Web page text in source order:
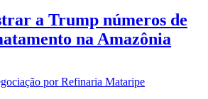
a Trump números de
na Amazônia